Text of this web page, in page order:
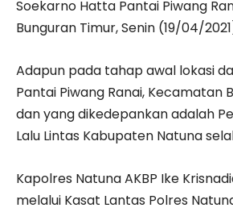
Soekarno Hatta Pantai Piwang
Bunguran Timur, Senin (19/04/
Adapun pada tahap awal lokasi
Pantai Piwang Ranai, Kecamatan
dan yang dikedepankan adalah
Lalu Lintas Kabupaten Natuna
Kapolres Natuna AKBP Ike
melalui Kasat Lantas Polres